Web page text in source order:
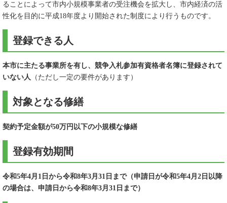
ることによって市内小規模事業者の受注機会を拡大し、市内経済の活
性化を目的に平成18年度より開始された制度により行うものです。
登録できる人
本市に主たる事業所を有し、競争入札参加有資格者名簿に登録されて
いない人 （ただし一定の要件があります）
対象となる修繕
契約予定金額が50万円以下の小規模な修繕
登録有効期間
令和5年4月1日から令和8年3月31日まで（申請日が令和5年4月2日以降
の場合は、申請日から令和8年3月31日まで）